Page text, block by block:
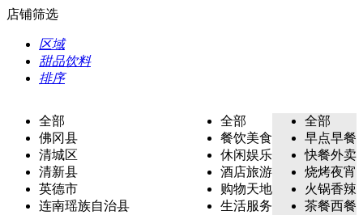
店铺筛选
区域
甜品饮料
排序
全部
佛冈县
清城区
清新县
英德市
连南瑶族自治县
全部
餐饮美食
休闲娱乐
酒店旅游
购物天地
生活服务
全部
早点早餐
快餐外卖
烧烤夜宵
火锅香辣
茶餐西餐